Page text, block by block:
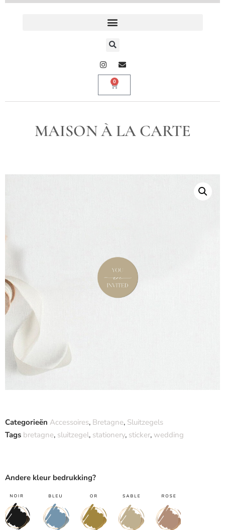
0
MAISON À LA CARTE
Categorieën Accessoires, Bretagne, Sluitzegels
Tags bretagne, sluitzegel, stationery, sticker, wedding
Andere kleur bedrukking?